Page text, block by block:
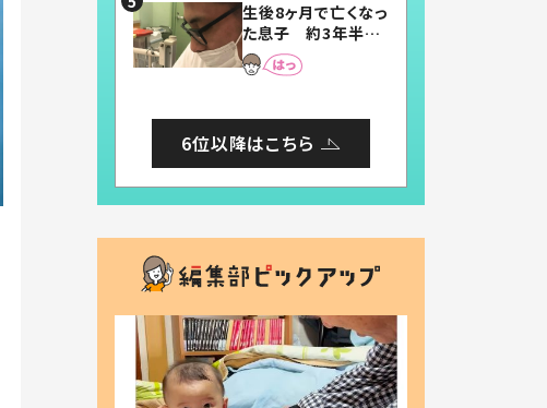
まらない」「幸せにな
れる」
生後8ヶ月で亡くなっ
た息子 約3年半
後、当時の妻の日記
に書いてあった本音
6位以降はこちら